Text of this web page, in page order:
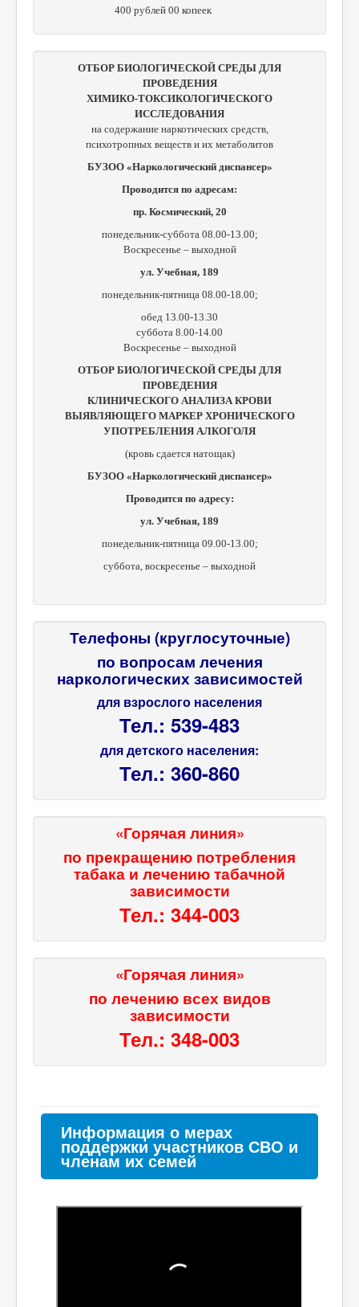
400 рублей 00 копеек
ОТБОР БИОЛОГИЧЕСКОЙ СРЕДЫ ДЛЯ
ПРОВЕДЕНИЯ
ХИМИКО-ТОКСИКОЛОГИЧЕСКОГО
ИССЛЕДОВАНИЯ
на содержание наркотических средств,
психотропных веществ и их метаболитов
БУЗОО «Наркологический диспансер»
Проводится по адресам:
пр. Космический, 20
понедельник-суббота 08.00-13.00;
Воскресенье – выходной
ул. Учебная, 189
понедельник-пятница 08.00-18.00;
обед 13.00-13.30
суббота 8.00-14.00
Воскресенье – выходной
ОТБОР БИОЛОГИЧЕСКОЙ СРЕДЫ ДЛЯ
ПРОВЕДЕНИЯ
КЛИНИЧЕСКОГО АНАЛИЗА КРОВИ
ВЫЯВЛЯЮЩЕГО МАРКЕР ХРОНИЧЕСКОГО
УПОТРЕБЛЕНИЯ АЛКОГОЛЯ
(кровь сдается натощак)
БУЗОО «Наркологический диспансер»
Проводится по адресу:
ул. Учебная, 189
понедельник-пятница 09.00-13.00;
суббота, воскресенье – выходной
Телефоны (круглосуточные)
по вопросам лечения
наркологических зависимостей
для взрослого населения
Тел.: 539-483
для детского населения:
Тел.: 360-860
«Горячая линия»
по прекращению потребления
табака и лечению табачной
зависимости
Тел.: 344-003
«Горячая линия»
по лечению всех видов
зависимости
Тел.: 348-003
Информация о мерах
поддержки участников СВО и
членам их семей